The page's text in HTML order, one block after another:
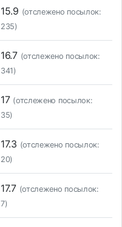
15.9 (отслежено посылок:
235)
16.7 (отслежено посылок:
341)
17 (отслежено посылок:
35)
17.3 (отслежено посылок:
20)
17.7 (отслежено посылок:
7)